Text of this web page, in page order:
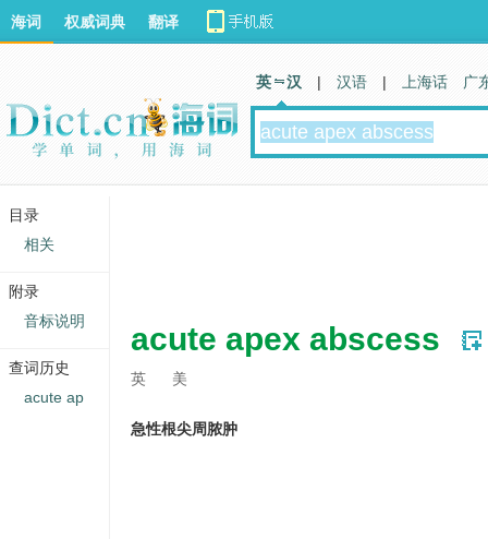
acute apex abscess
英 美
急性根尖周脓肿
海词 权威词典 翻译
英 汉 | 汉语 | 上海话 广
目录
相关
附录
音标说明
查词历史
acute ap